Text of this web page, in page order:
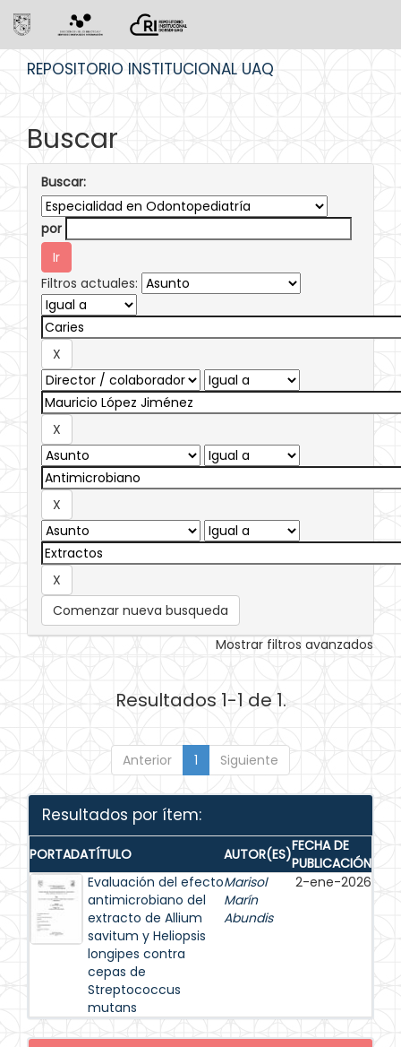
REPOSITORIO INSTITUCIONAL UAQ
Buscar
Buscar:
por
Filtros actuales:
Comenzar nueva busqueda
Mostrar filtros avanzados
Resultados 1-1 de 1.
Anterior 1 Siguiente
Resultados por ítem:
PORTADATÍTULO AUTOR(ES)FECHA DE
PUBLICACIÓN
Evaluación del efecto
antimicrobiano del
extracto de Allium
savitum y Heliopsis
longipes contra
cepas de
Streptococcus
mutans
Marisol
Marín
Abundis
2-ene-2026